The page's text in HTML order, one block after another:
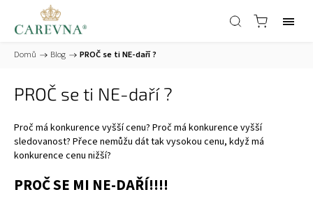
Domů / Blog / PROČ se ti NE-daří ?
PROČ se ti NE-daří ?
Proč má konkurence vyšší cenu? Proč má konkurence vyšší
sledovanost? Přece nemůžu dát tak vysokou cenu, když má
konkurence cenu nižší?
PROČ SE MI NE-DAŘÍ!!!!